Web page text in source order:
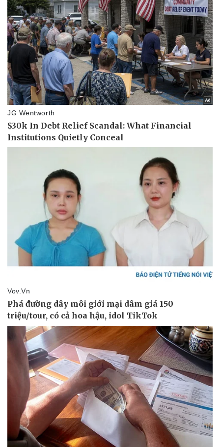
Thể thao
Bóng đá
Lịch thi đấu bóng đá
Thế giới thể thao
eSports
Hậu trường
Ô tô - Xe máy
Ô tô
Xe máy
Tư vấn